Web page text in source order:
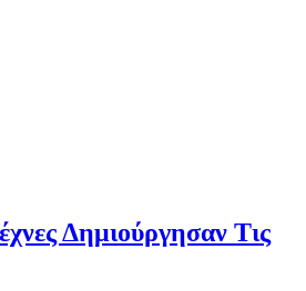
Δημιούργησαν Τις